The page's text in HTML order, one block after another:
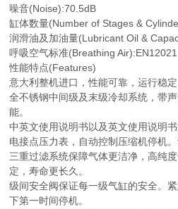
噪音(Noise):70.5dB
缸体数量(Number of Stages &
润滑油及加油量(Lubricant Oil &
呼吸空气标准(Breathing
性能特点(Features)
意大利整机进口，性能可靠，运行稳定
全不锈钢中间级及末级冷却系统，带
能。
中英文使用说明书以及英文使用说明
电接点压力表，自动控制压缩机停机
三重过滤系统保障气体更洁净，高纯
定，寿命更长久。
级间安全阀保证每一级气缸的安全。
下第一时间停机。